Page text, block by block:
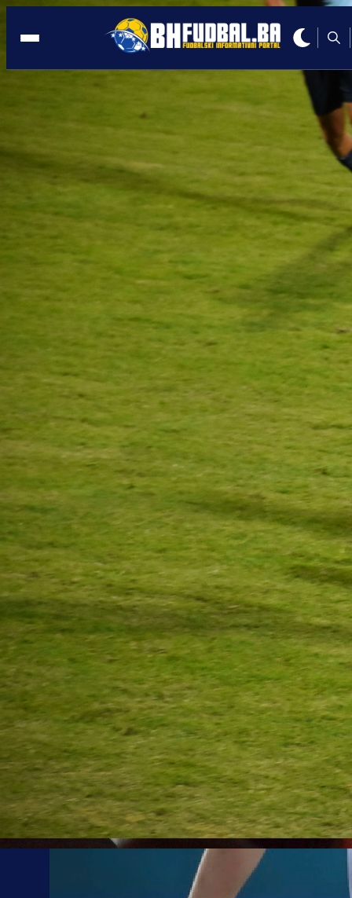
14:03, 17.04.2026
Šujić se uskoro vraća na teren: Mnogi
klubovi ga žele u svojim redovima?!
Redakcija
14:03, 17.04.2026